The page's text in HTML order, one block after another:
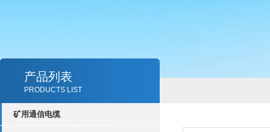
产品列表
PRODUCTS LIST
矿用通信电缆